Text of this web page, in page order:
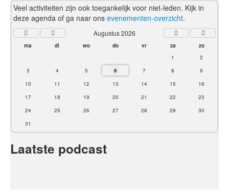
Veel activiteiten zijn ook toegankelijk voor niet-leden. Kijk in
deze agenda of ga naar ons evenementen-overzicht.
Augustus 2026
ma di wo do vr za
zo
1
2
3
4 5 6 7 8
9
10
11 12 13 14 15
16
17
18 19 20 21 22
23
24
25 26 27 28 29
30
31
Laatste podcast